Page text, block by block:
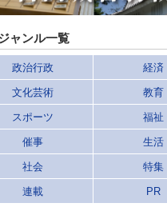
ャンル一覧
政治行政 経済
文化芸術 教育
スポーツ 福祉
催事 生活
社会 特集
連載 PR